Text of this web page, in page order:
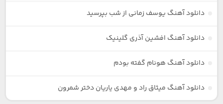
دانلود آهنگ یوسف زمانی از شب بپرسید
دانلود آهنگ افشین آذری گلینیک
دانلود آهنگ هونام گفته بودم
دانلود آهنگ میثاق راد و مهدی یاریان دختر شمرون